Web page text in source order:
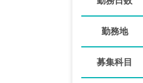
勤務地
募集科目